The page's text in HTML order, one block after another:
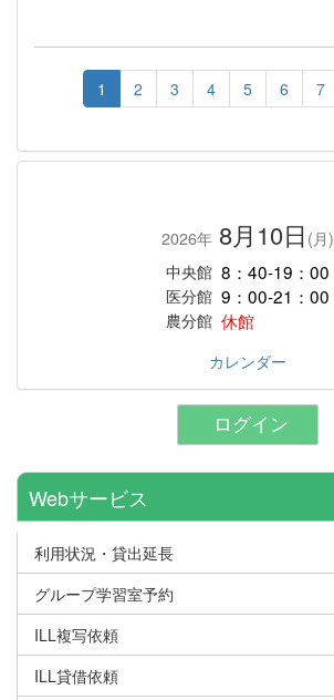
1 2 3 4 5 6 7
2026年 8月10日 (月)
中央館 8：40-19：00
医分館 9：00-21：00
農分館 休館
カレンダー
ログイン
Webサービス
利用状況・貸出延長
グループ学習室予約
ILL複写依頼
ILL貸借依頼